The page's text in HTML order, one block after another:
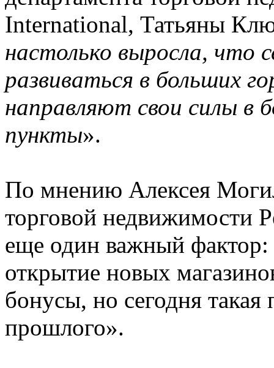
International, Татьяны
настолько выросла, что
развиваться в больших
направляют свои силы в
пункты».
По мнению Алексея
торговой недвижимости
еще один важный
открытие новых
бонусы, но сегодня такая
прошлого».